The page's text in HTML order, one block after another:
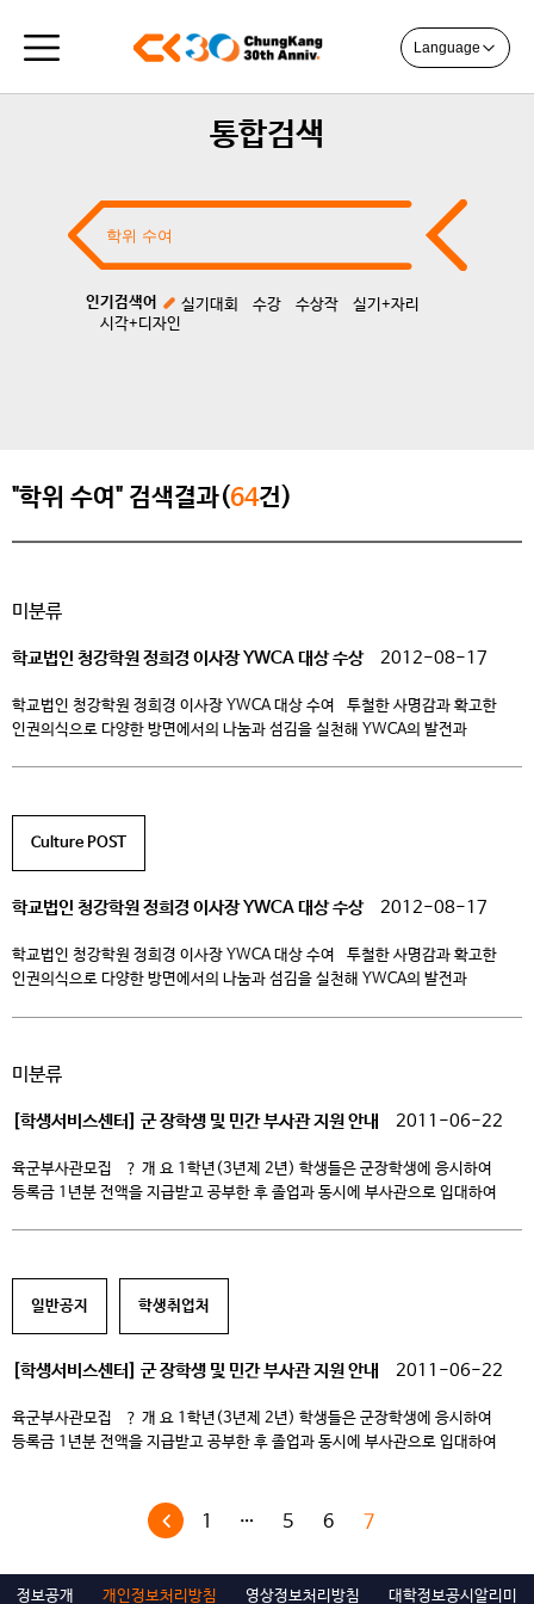
Language
통합검색
인기검색어 실기대회 수강 수상작
실기+자리
시각+디자인
"학위 수여" 검색결과(64건)
미분류
학교법인 청강학원 정희경 이사장 YWCA 대상 수상 2012-08-17
학교법인 청강학원 정희경 이사장 YWCA 대상 수여 투철한 사명감과 확고한
인권의식으로 다양한 방면에서의 나눔과 섬김을 실천해 YWCA의 발전과
전국회원대회는 18일 오전 […]
Culture POST
학교법인 청강학원 정희경 이사장 YWCA 대상 수상 2012-08-17
학교법인 청강학원 정희경 이사장 YWCA 대상 수여 투철한 사명감과 확고한
인권의식으로 다양한 방면에서의 나눔과 섬김을 실천해 YWCA의 발전과
YWCA대상을 수여할 예정이라고 밝혔다. 한국YWCA 창립 90주년 기념
미분류
[학생서비스센터] 군 장학생 및 민간 부사관 지원 안내 2011-06-22
육군부사관모집 ？ 개 요 1학년(3년제 2년) 학생들은 군장학생에 응시하여
등록금 1년분 전액을 지급받고 공부한 후 졸업과 동시에 부사관으로 입대하여
일반공지
학생취업처
[학생서비스센터] 군 장학생 및 민간 부사관 지원 안내 2011-06-22
육군부사관모집 ？ 개 요 1학년(3년제 2년) 학생들은 군장학생에 응시하여
등록금 1년분 전액을 지급받고 공부한 후 졸업과 동시에 부사관으로 입대하여
기회임. ※ ’12년 6월이전 임관가능기수 : ’11년 9~12기 / ’12년 1~2기) ？
부사관 군장학생 모집 ？ […]
1 … 5 6 7
정보공개 개인정보처리방침 영상정보처리방침 대학정보공시알리미